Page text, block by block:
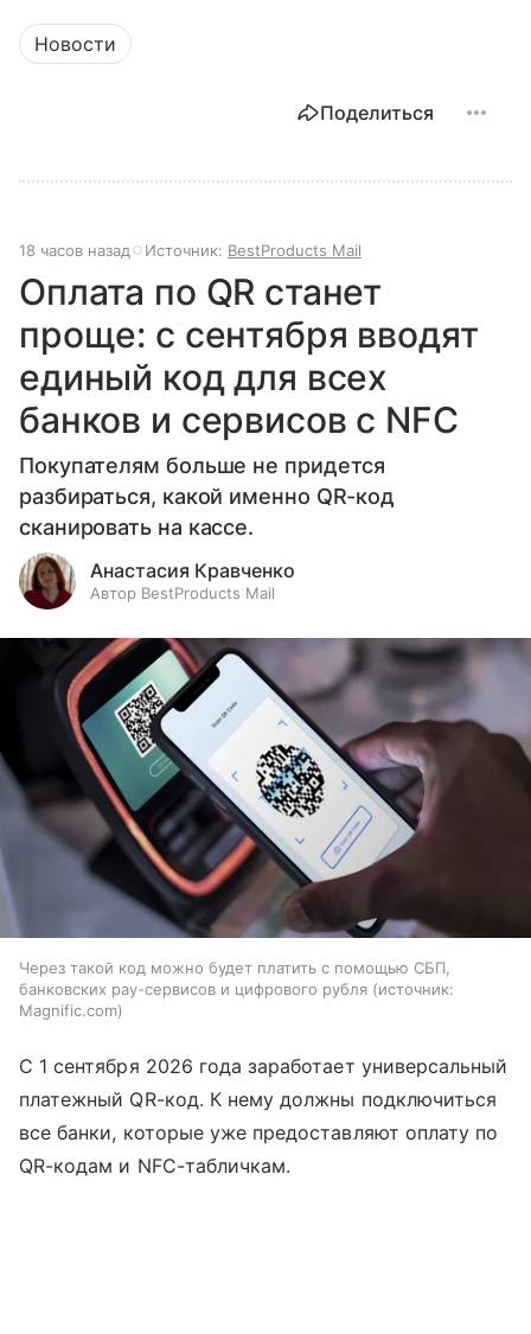
Новости
Поделиться
18 часов назад Источник: BestProducts Mail
Оплата по QR станет
проще: с сентября вводят
единый код для всех
банков и сервисов с NFC
Покупателям больше не придется
разбираться, какой именно QR-код
сканировать на кассе.
Анастасия Кравченко
Автор BestProducts Mail
Через такой код можно будет платить с помощью СБП,
банковских pay-сервисов и цифрового рубля
источник:
Magnific.com
С 1 сентября 2026 года заработает универсальный
платежный QR-код. К нему должны подключиться
все банки, которые уже предоставляют оплату по
QR-кодам и NFC-табличкам.